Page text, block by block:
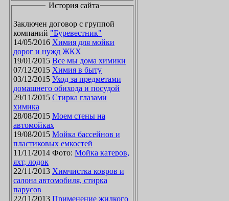
История сайта
Заключен договор с группой
компаний "Буревестник"
14/05/2016 Химия для мойки
дорог и нужд ЖКХ
19/01/2015
Все мы дома химики
07/12/2015 Химия в быту
03/12/2015 Уход за предметами
домашнего обихода и посудой
29/11/2015 Стирка глазами
химика
28/08/2015 Моем стены на
автомойках
19/08/2015 Мойка бассейнов и
пластиковых емкостей
11/11/2014 Фото: Мойка катеров,
яхт, лодок
22/11/2013 Химчистка ковров и
салона автомобиля, стирка
парусов
22/11/2013 Применение жидкого